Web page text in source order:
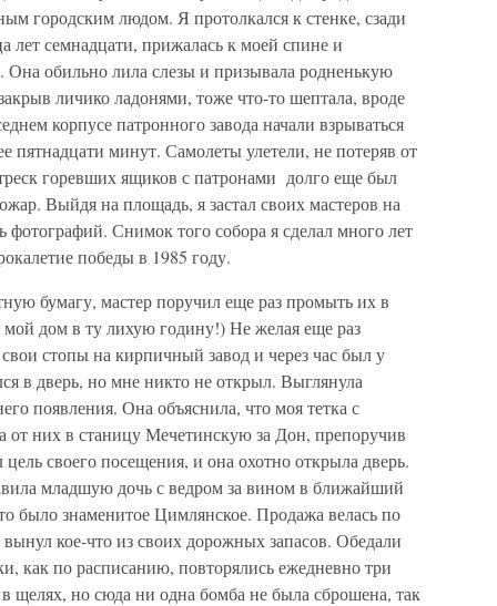
городским людом. Я протолкался к стенке, сзади
лет семнадцати, прижалась к моей спине и
обильно лила слезы и призывала родненькую
личико ладонями, тоже что-то шептала, вроде
корпусе патронного завода начали взрываться
пятнадцати минут. Самолеты улетели, не потеряв от
горевших ящиков с патронами долго еще был
Выйдя на площадь, я застал своих мастеров на
Снимок того собора я сделал много лет
победы в 1985 году.
бумагу, мастер поручил еще раз промыть их в
дом в ту лихую годину!) Не желая еще раз
стопы на кирпичный завод и через час был у
в дверь, но мне никто не открыл. Выглянула
появления. Она объяснила, что моя тетка с
от них в станицу Мечетинскую за Дон, препоручив
своего посещения, и она охотно открыла дверь.
младшую дочь с ведром за вином в ближайший
было знаменитое Цимлянское. Продажа велась по
кое-что из своих дорожных запасов. Обедали
как по расписанию, повторялись ежедневно три
щелях, но сюда ни одна бомба не была сброшена, так